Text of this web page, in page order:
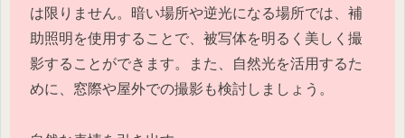
は限りません。暗い場所や逆光になる場所では、補
助照明を使用することで、被写体を明るく美しく撮
影することができます。また、自然光を活用するた
めに、窓際や屋外での撮影も検討しましょう。